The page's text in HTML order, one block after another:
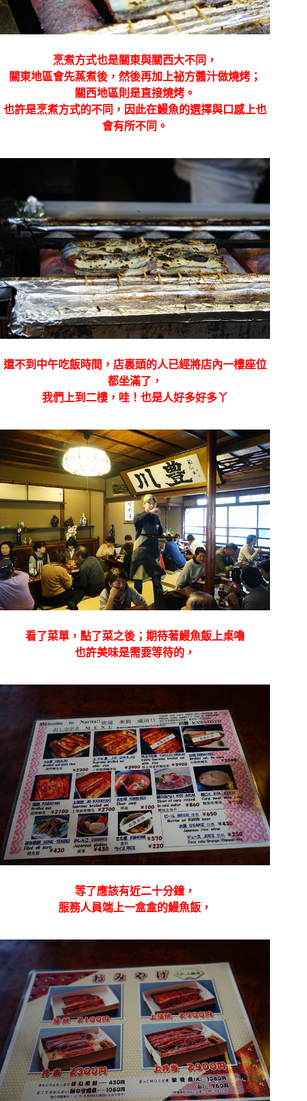
烹煮方式也是關東與關西大不同，
關東地區會先蒸煮後，然後再加上祕方醬汁做燒烤；
關西地區則是直接燒烤。
也許是烹煮方式的不同，因此在鰻魚的選擇與口感上也
會有所不同。
還不到中午吃飯時間，店裏頭的人已經將店內一樓座位
都坐滿了，
我們上到二樓，哇！也是人好多好多丫
看了菜單，點了菜之後；期待著鰻魚飯上桌嚕
也許美味是需要等待的，
等了應該有近二十分鐘，
服務人員端上一盒盒的鰻魚飯，